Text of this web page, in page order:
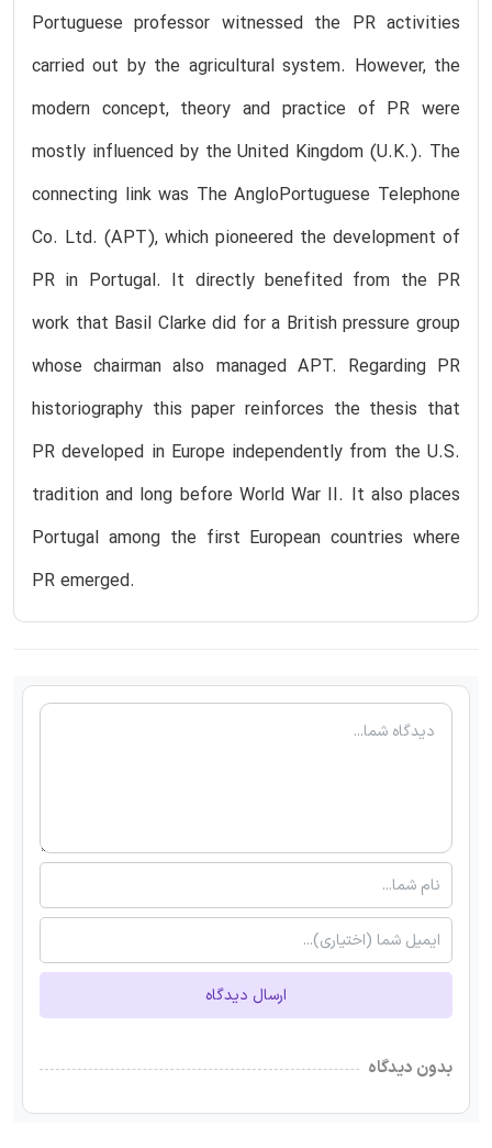
Portuguese professor witnessed the PR activities
carried out by the agricultural system. However, the
modern concept, theory and practice of PR were
mostly influenced by the United Kingdom (U.K.). The
connecting link was The AngloPortuguese Telephone
Co. Ltd. (APT), which pioneered the development of
PR in Portugal. It directly benefited from the PR
work that Basil Clarke did for a British pressure group
whose chairman also managed APT. Regarding PR
historiography this paper reinforces the thesis that
PR developed in Europe independently from the U.S.
tradition and long before World War II. It also places
Portugal among the first European countries where
PR emerged.
ارسال دیدگاه
بدون دیدگاه